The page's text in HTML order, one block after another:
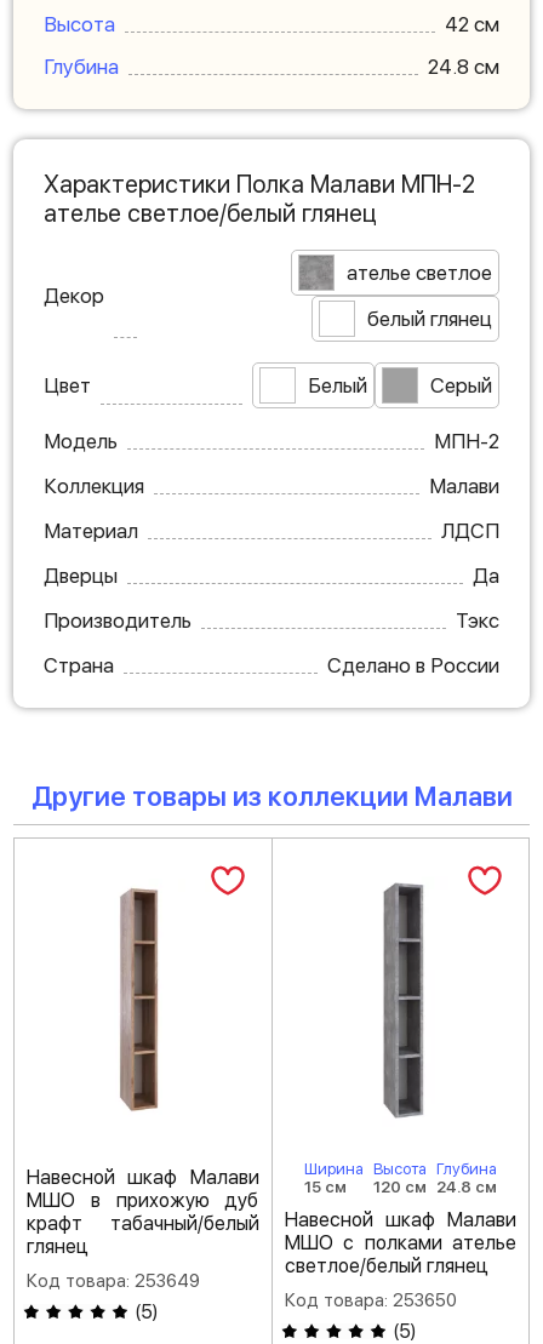
Высота
42 см
Глубина
24.8 см
Характеристики Полка Малави МПН-2
ателье светлое/белый глянец
Декор
ателье светлое
белый глянец
Цвет Белый Серый
Модель
МПН-2
Коллекция
Малави
Материал
ЛДСП
Дверцы
Да
Производитель
Тэкс
Страна
Сделано в России
Другие товары из коллекции Малави
Навесной шкаф Малави
МШО в прихожую дуб
крафт табачный/белый
глянец
Код товара: 253649
(5)
Ширина
15 см
Высота
120 см
Глубина
24.8 см
Навесной шкаф Малави
МШО с полками ателье
светлое/белый глянец
Код товара: 253650
(5)